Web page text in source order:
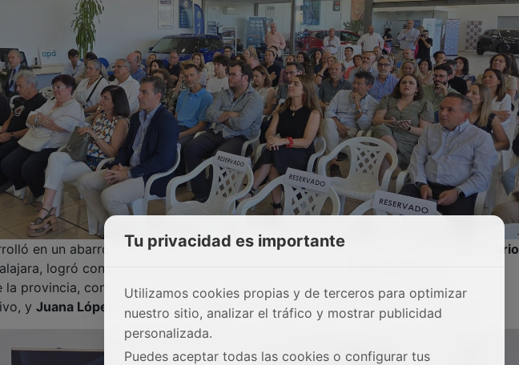
en un abarrotado espacio central dentro de las instalaciones del
Concesionario
logró congregar a una nutrida representación del
la provincia, con las filas de asientos completamente llenas de un público
y Juana López , directora de en la región, como maestra de ceremonia.
Tu privacidad es importante
Utilizamos cookies propias y de terceros para optimizar
nuestro sitio, analizar el tráfico y mostrar publicidad
personalizada.
Puedes aceptar todas las cookies o configurar tus